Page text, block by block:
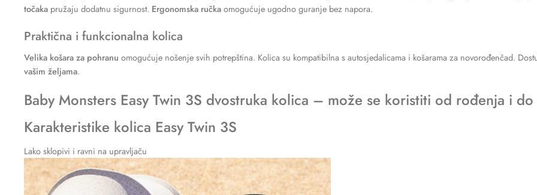
točaka pružaju dodatnu sigurnost. Ergonomska ručkaomogućuje ugodno guranje bez napora.
Praktična i funkcionalna kolica
Velika košara za pohranu omogućuje nošenje svih potrepština. Kolica su kompatibilna s autosjedalicama i košarama za novorođenčad.
vašim željama.
Baby Monsters Easy Twin 3S dvostruka kolica – može se koristiti od rođenja i
Karakteristike kolica Easy Twin 3S
Lako sklopivi i ravni na upravljaču